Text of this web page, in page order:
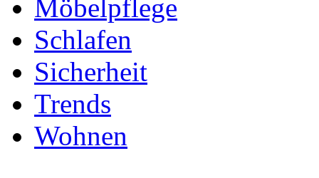
Möbelpflege
Schlafen
Sicherheit
Trends
Wohnen